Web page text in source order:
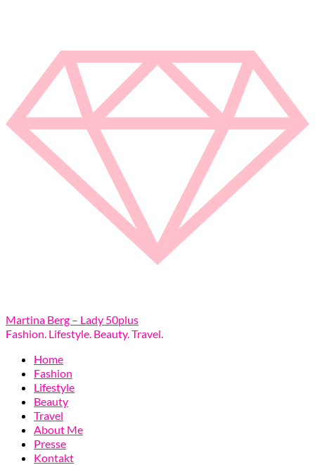
Martina Berg – Lady 50plus
Fashion. Lifestyle. Beauty. Travel.
Home
Fashion
Lifestyle
Beauty
Travel
About Me
Presse
Kontakt